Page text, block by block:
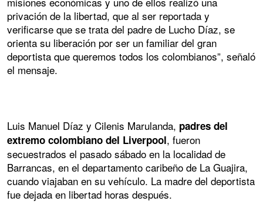
privación de la libertad, que al ser reportada y
verificarse que se trata del padre de Lucho Díaz, se
orienta su liberación por ser un familiar del gran
deportista que queremos todos los colombianos”, señaló
el mensaje.
Luis Manuel Díaz y Cilenis Marulanda, padres del
extremo colombiano del Liverpool, fueron
secuestrados el pasado sábado en la localidad de
Barrancas, en el departamento caribeño de La Guajira,
cuando viajaban en su vehículo. La madre del deportista
fue dejada en libertad horas después.